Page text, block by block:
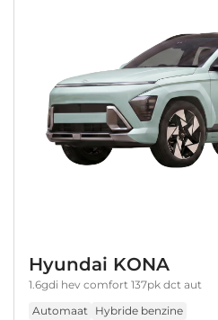
Hyundai KONA
1.6gdi hev comfort 137pk dct aut
Automaat Hybride benzine